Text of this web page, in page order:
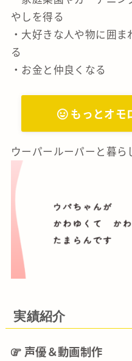
やしを得る
・大好きな人や物に囲
る
・お金と仲良くなる
もっとオモ
ウーパールーパーと暮ら
実績紹介
声優＆動画制作